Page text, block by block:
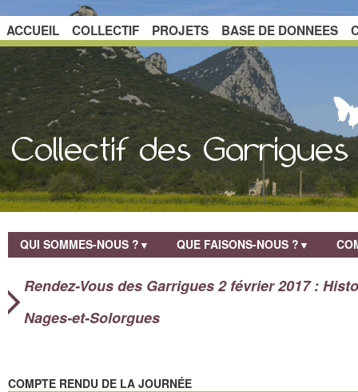
ACCUEIL COLLECTIF PROJETS BASE DE DONNEES
QUI SOMMES-NOUS ? ▼ QUE FAISONS-NOUS ? ▼
Rendez-Vous des Garrigues 2 février 2017 :
Nages-et-Solorgues
COMPTE RENDU DE LA JOURNÉE